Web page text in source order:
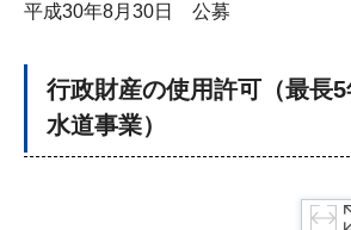
平成30年8月30日 公募
行政財産の使用許可（最長
水道事業）